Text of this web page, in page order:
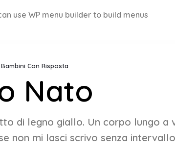
use WP menu builder to build menus
Con Risposta
Nato
di legno giallo. Un corpo lungo a
non mi lasci scrivo senza